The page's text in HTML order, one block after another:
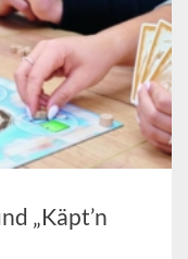
„Käpt’n